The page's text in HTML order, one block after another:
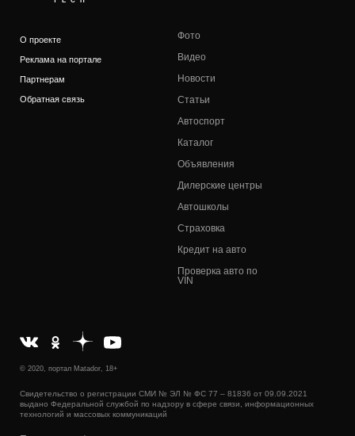
О проекте
Реклама на портале
Партнерам
Обратная связь
Фото
Видео
Новости
Статьи
Автоспорт
Каталог
Объявления
Дилерские центры
Автошколы
Страховка
Кредит на авто
Проверка авто по
VIN
© 2020, портал Matador, 18+
Свидетельство о регистрации СМИ № ЭЛ № ФС 77 – 81836 от 09.09.2021
выдано Федеральной службой по надзору в сфере связи, информационных
технологий и массовых коммуникаций